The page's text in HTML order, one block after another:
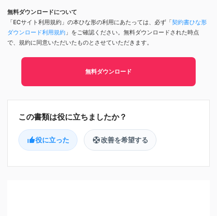
無料ダウンロードについて
「ECサイト利用規約」の本ひな形の利用にあたっては、必ず「契約書ひな形
ダウンロード利用規約 」をご確認ください。無料ダウンロードされた時点
で、規約に同意いただいたものとさせていただきます。
無料ダウンロード
役に立った 改善を希望する